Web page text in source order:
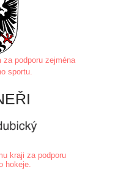
za podporu zejména
sportu.
kraji za podporu
hokeje.